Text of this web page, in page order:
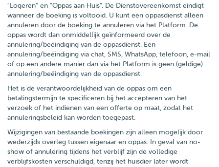
"Logeren" en "Oppas aan Huis". De Dienstovereenkomst eindigt
wanneer de boeking is voltooid. U kunt een oppasdienst alleen
annuleren door de boeking te annuleren via het Platform. De
oppas wordt dan onmiddellijk geïnformeerd over de
annulering/beëindiging van de oppasdienst. Een
annulering/beëindiging via chat, SMS, WhatsApp, telefoon, e-mail
of op een andere manier dan via het Platform is geen (geldige)
annulering/beëindiging van de oppasdienst.
Het is de verantwoordelijkheid van de oppas om een
betalingstermijn te specificeren bij het accepteren van het
verzoek of het indienen van een offerte op maat, zodat het
annuleringsbeleid kan worden toegepast.
Wijzigingen van bestaande boekingen zijn alleen mogelijk door
wederzijds overleg tussen eigenaar en oppas. In geval van no-
show of annulering tijdens het verblijf zijn de volledige
verblijfskosten verschuldigd, tenzij het huisdier later wordt